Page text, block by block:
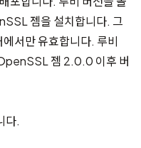
젬을 설치합니다. 그
서만 유효합니다. 루비
젬 2.0.0 이후 버
다.